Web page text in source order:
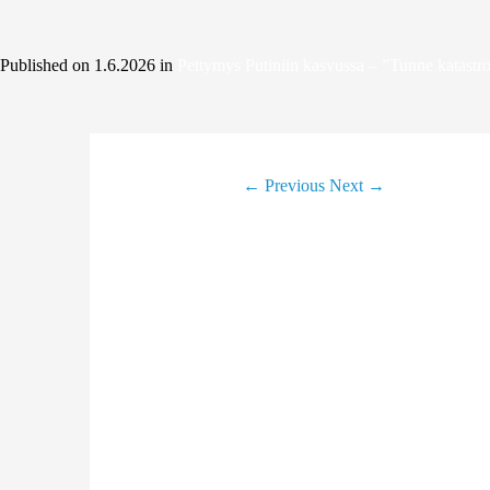
Published on 1.6.2026 in
← Previous Next →